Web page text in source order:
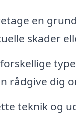
en
skader
rådgive dig
teknik og